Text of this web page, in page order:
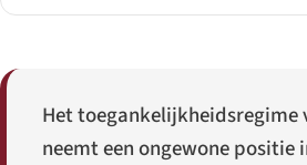
Het toegankelijkheidsregime
neemt een ongewone positie